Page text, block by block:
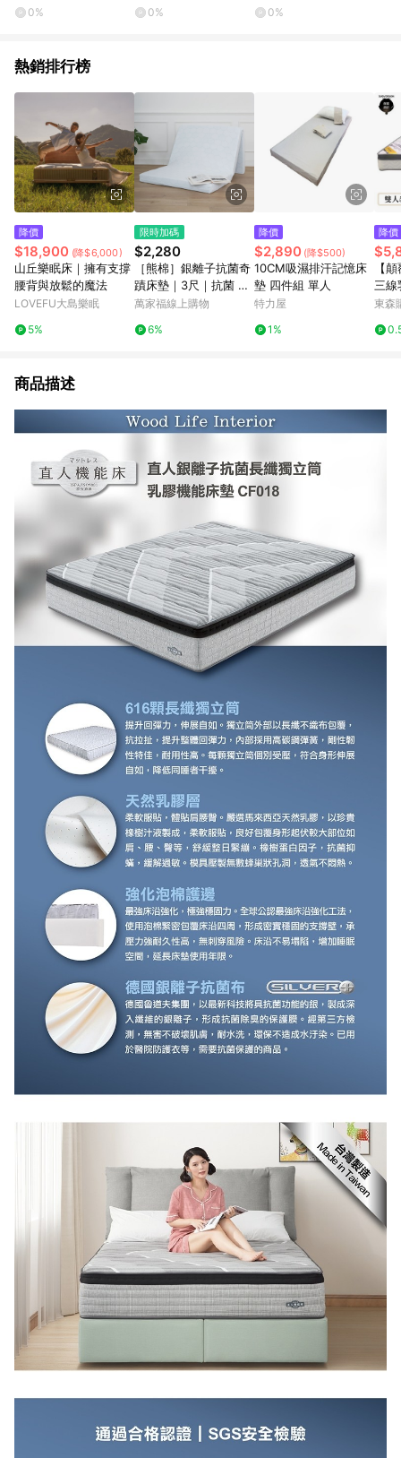
0%
0%
0%
熱銷排行榜
降價
$18,900 (降$6,000)
山丘樂眠床｜擁有支撐
腰背與放鬆的魔法
LOVEFU大島樂眠
5%
限時加碼
$2,280
［熊棉］銀離子抗菌奇
蹟床墊｜3尺｜抗菌 抑
菌 折疊床 偏硬款 高支
屋
萬家福線上購物
6%
降價
$2,890 (降$500)
10CM吸濕排汗記憶床
墊 四件組 單人
特力屋
1%
降價
【
三線
(雙
東森
商品描述